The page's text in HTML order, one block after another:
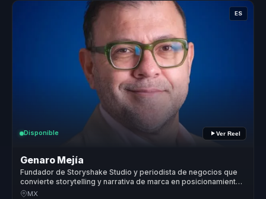
ES
Disponible Ver Reel
Genaro Mejía
Fundador de Storyshake Studio y periodista de negocios que
convierte storytelling y narrativa de marca en posicionamiento
para empresas y lideres.
MX